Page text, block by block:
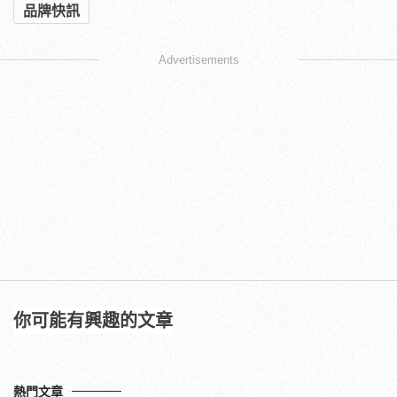
品牌快訊
Advertisements
你可能有興趣的文章
熱門文章